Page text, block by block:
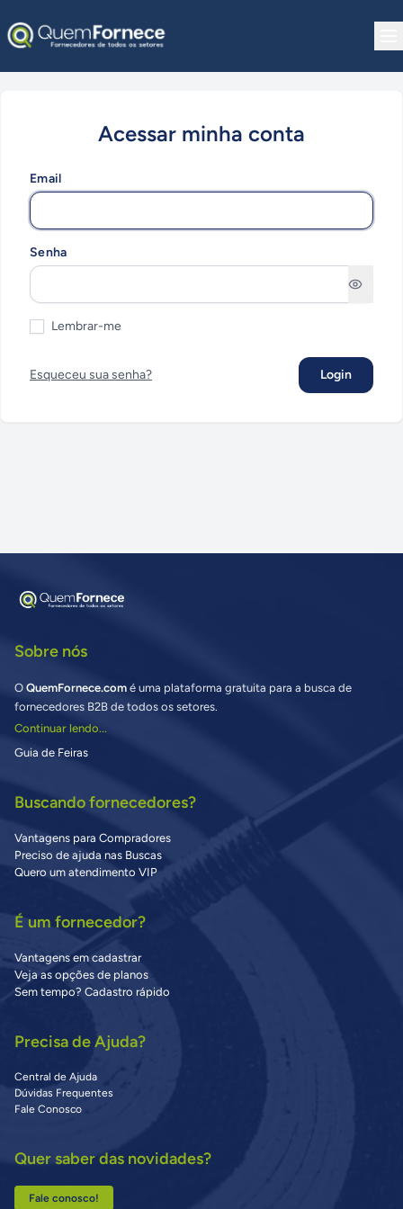
Acessar minha conta
Email
Senha
Lembrar-me
Esqueceu sua senha? Login
Sobre nós
O QuemFornece.com é uma plataforma gratuita para a busca de
fornecedores B2B de todos os setores.
Continuar lendo...
Guia de Feiras
Buscando fornecedores?
Vantagens para Compradores
Preciso de ajuda nas Buscas
Quero um atendimento VIP
É um fornecedor?
Vantagens em cadastrar
Veja as opções de planos
Sem tempo? Cadastro rápido
Precisa de Ajuda?
Central de Ajuda
Dúvidas Frequentes
Fale Conosco
Quer saber das novidades?
Fale conosco!